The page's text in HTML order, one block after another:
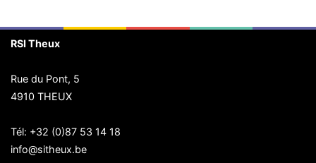
RSI Theux
Rue du Pont, 5
4910 THEUX
Tél: +32 (0)87 53 14 18
info@sitheux.be